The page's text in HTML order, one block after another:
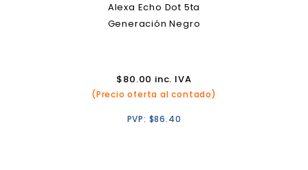
Alexa Echo Dot 5ta
Generación Negro
$80.00 inc. IVA
(Precio oferta al contado)
PVP: $86.40